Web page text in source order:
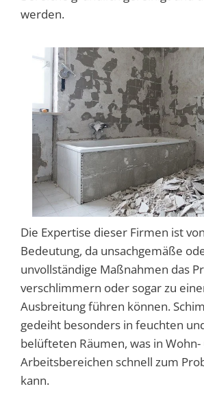
werden.
Die Expertise dieser Firmen ist
Bedeutung, da unsachgemäße
unvollständige Maßnahmen das
verschlimmern oder sogar zu
Ausbreitung führen können.
gedeiht besonders in feuchten
belüfteten Räumen, was in Wohn-
Arbeitsbereichen schnell zum
kann.